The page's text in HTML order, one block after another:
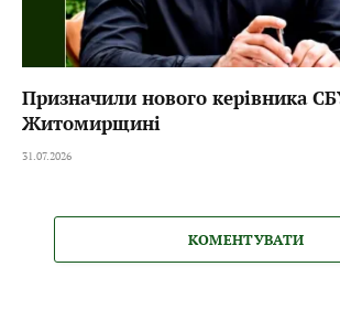
Призначили нового керівника
Житомирщині
31.07.2026
КОМЕНТУВАТИ